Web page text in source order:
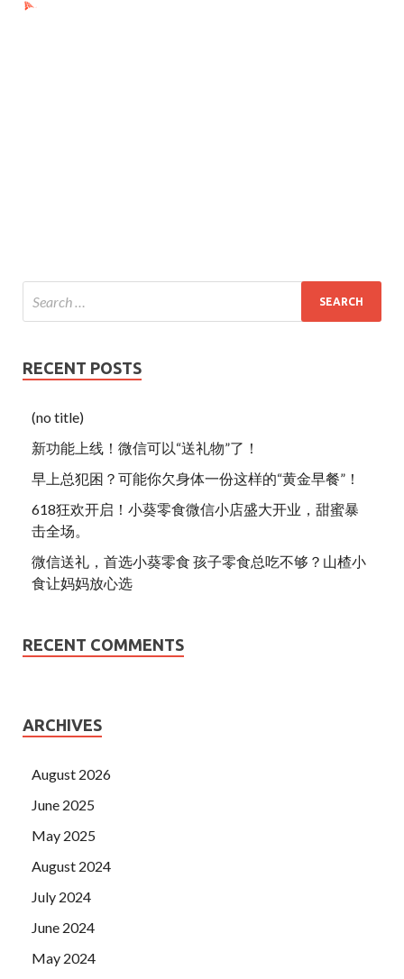
RECENT POSTS
(no title)
新功能上线！微信可以“送礼物”了！
早上总犯困？可能你欠身体一份这样的“黄金早餐”！
618狂欢开启！小葵零食微信小店盛大开业，甜蜜暴
击全场。
微信送礼，首选小葵零食 孩子零食总吃不够？山楂小
食让妈妈放心选
RECENT COMMENTS
ARCHIVES
August 2026
June 2025
May 2025
August 2024
July 2024
June 2024
May 2024